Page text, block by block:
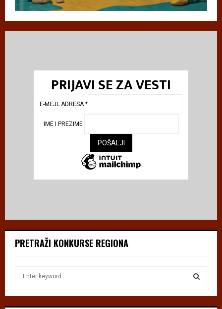
PRIJAVI SE ZA VESTI
E-MEJL ADRESA*
IME I PREZIME
PRETRAŽI KONKURSE REGIONA
S